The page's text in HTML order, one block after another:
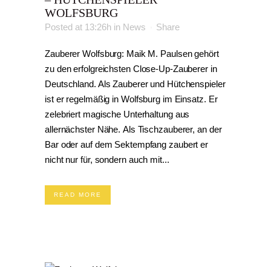
WOLFSBURG
Posted at 13:26h in News Share
Zauberer Wolfsburg: Maik M. Paulsen gehört
zu den erfolgreichsten Close-Up-Zauberer in
Deutschland. Als Zauberer und Hütchenspieler
ist er regelmäßig in Wolfsburg im Einsatz. Er
zelebriert magische Unterhaltung aus
allernächster Nähe. Als Tischzauberer, an der
Bar oder auf dem Sektempfang zaubert er
nicht nur für, sondern auch mit...
READ MORE